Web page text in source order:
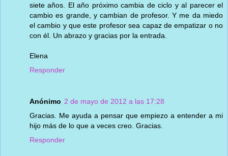
siete años. El año próximo cambia de ciclo y al parecer el
cambio es grande, y cambian de profesor. Y me da miedo
el cambio y que este profesor sea capaz de empatizar o no
con él. Un abrazo y gracias por la entrada.
Elena
Responder
Anónimo 2 de mayo de 2012 a las 17:28
Gracias. Me ayuda a pensar que empiezo a entender a mi
hijo más de lo que a veces creo. Gracias.
Responder